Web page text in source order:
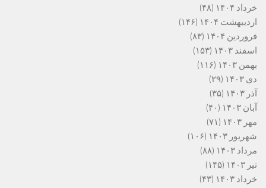
خرداد ۱۴۰۴
(۴۸)
اردیبهشت ۱۴۰۴
(۱۴۶)
فروردین ۱۴۰۴
(۸۳)
اسفند ۱۴۰۳
(۱۵۳)
بهمن ۱۴۰۳
(۱۱۶)
دی ۱۴۰۳
(۲۹)
آذر ۱۴۰۳
(۳۵)
آبان ۱۴۰۳
(۴۰)
مهر ۱۴۰۳
(۷۱)
شهریور ۱۴۰۳
(۱۰۶)
مرداد ۱۴۰۳
(۸۸)
تیر ۱۴۰۳
(۱۴۵)
خرداد ۱۴۰۳
(۴۳)